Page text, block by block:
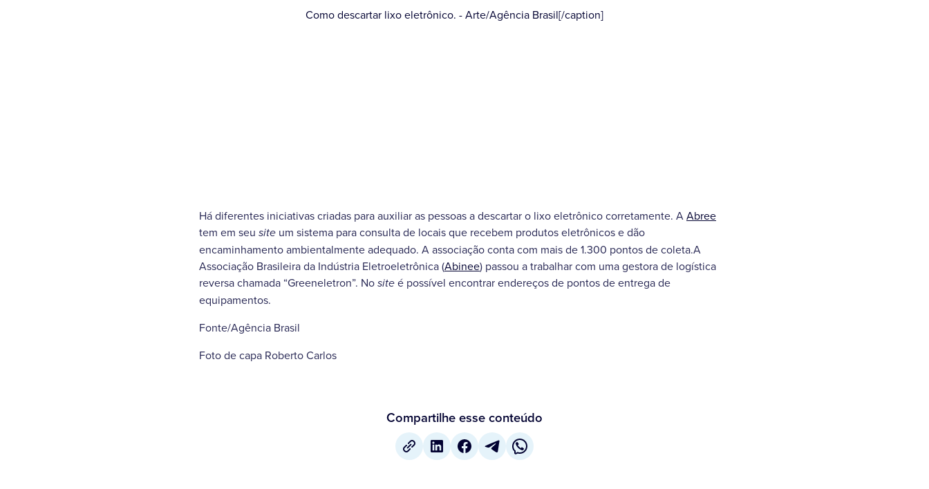
Como descartar lixo eletrônico. - Arte/Agência Brasil[/caption]
Há diferentes iniciativas criadas para auxiliar as pessoas a descartar o lixo eletrônico corretamente. AAbree
tem em seu site um sistema para consulta de locais que recebem produtos eletrônicos e dão
encaminhamento ambientalmente adequado. A associação conta com mais de 1.300 pontos de coleta.A
Associação Brasileira da Indústria Eletroeletrônica (Abinee) passou a trabalhar com uma gestora de logística
reversa chamada “Greeneletron”. No site é possível encontrar endereços de pontos de entrega de
equipamentos.
Fonte/Agência Brasil
Foto de capa Roberto Carlos
Compartilhe esse conteúdo